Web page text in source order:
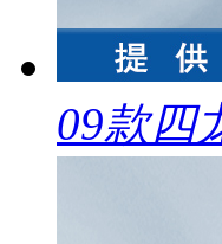
09款四